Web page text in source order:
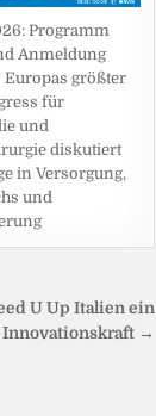
Programm
Anmeldung
Europas größter
für
und
diskutiert
in Versorgung,
und
U Up Italien ein
→